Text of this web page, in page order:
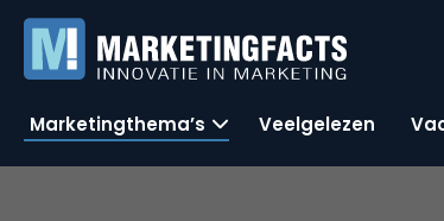
Marketingthema’s Veelgelezen